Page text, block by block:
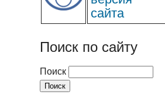
сайта
Поиск по сайту
Поиск